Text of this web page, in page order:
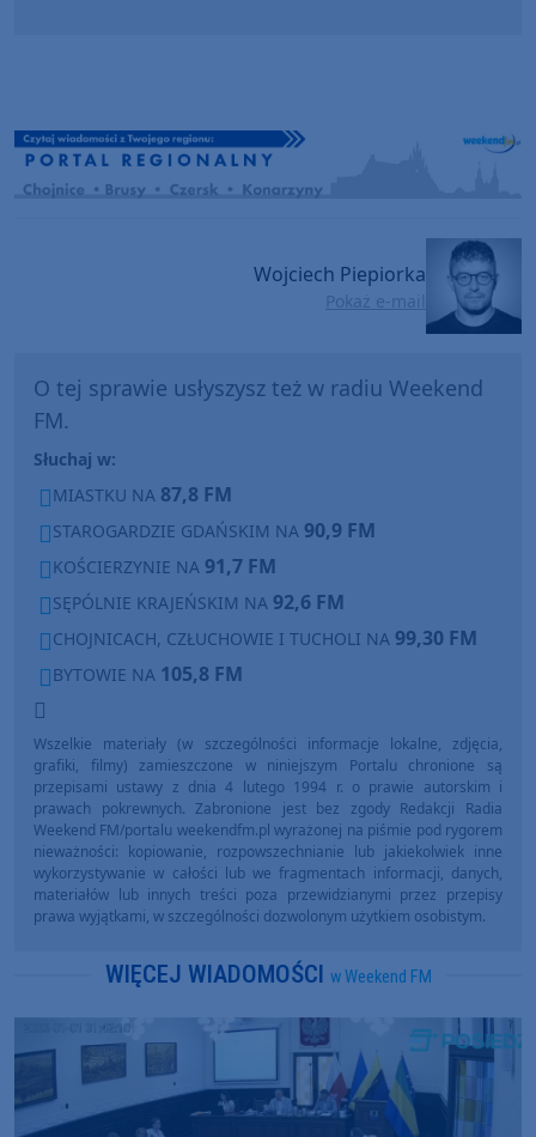
Wojciech Piepiorka
Pokaż e-mail
O tej sprawie usłyszysz też w radiu Weekend
FM.
Słuchaj w:
MIASTKU NA 87,8 FM
STAROGARDZIE GDAŃSKIM NA 90,9 FM
KOŚCIERZYNIE NA 91,7 FM
SĘPÓLNIE KRAJEŃSKIM NA 92,6 FM
CHOJNICACH, CZŁUCHOWIE I TUCHOLI NA 99,30 FM
BYTOWIE NA 105,8 FM
Wszelkie materiały (w szczególności informacje lokalne, zdjęcia,
grafiki, filmy) zamieszczone w niniejszym Portalu chronione są
przepisami ustawy z dnia 4 lutego 1994 r. o prawie autorskim i
prawach pokrewnych. Zabronione jest bez zgody Redakcji Radia
Weekend FM/portalu weekendfm.pl wyrażonej na piśmie pod rygorem
nieważności: kopiowanie, rozpowszechnianie lub jakiekolwiek inne
wykorzystywanie w całości lub we fragmentach informacji, danych,
materiałów lub innych treści poza przewidzianymi przez przepisy
prawa wyjątkami, w szczególności dozwolonym użytkiem osobistym.
WIĘCEJ WIADOMOŚCI w Weekend FM